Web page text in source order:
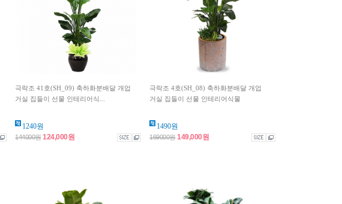
극락조 41호(SH_09) 축하화분배달 개업
거실 집들이 선물 인테리어식...
1240원
144000원124,000원
극락조 4호(SH_08) 축하화분배달 개업
거실 집들이 선물 인테리어식물
1490원
169000원149,000원